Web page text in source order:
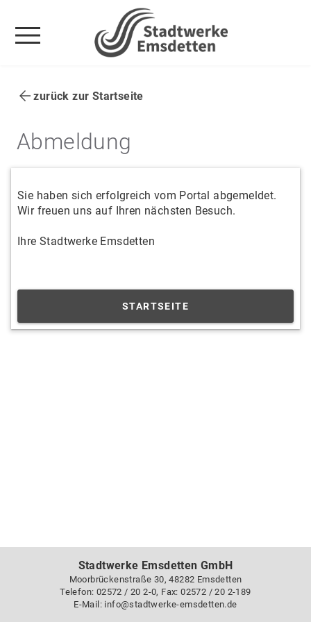
menu
zurück zur Startseite
Abmeldung
Sie haben sich erfolgreich vom Portal abgemeldet.
Wir freuen uns auf Ihren nächsten Besuch.
Ihre Stadtwerke Emsdetten
STARTSEITE
Stadtwerke Emsdetten GmbH
Moorbrückenstraße 30, 48282 Emsdetten
Telefon: 02572 / 20 2-0, Fax: 02572 / 20 2-189
E-Mail: info@stadtwerke-emsdetten.de